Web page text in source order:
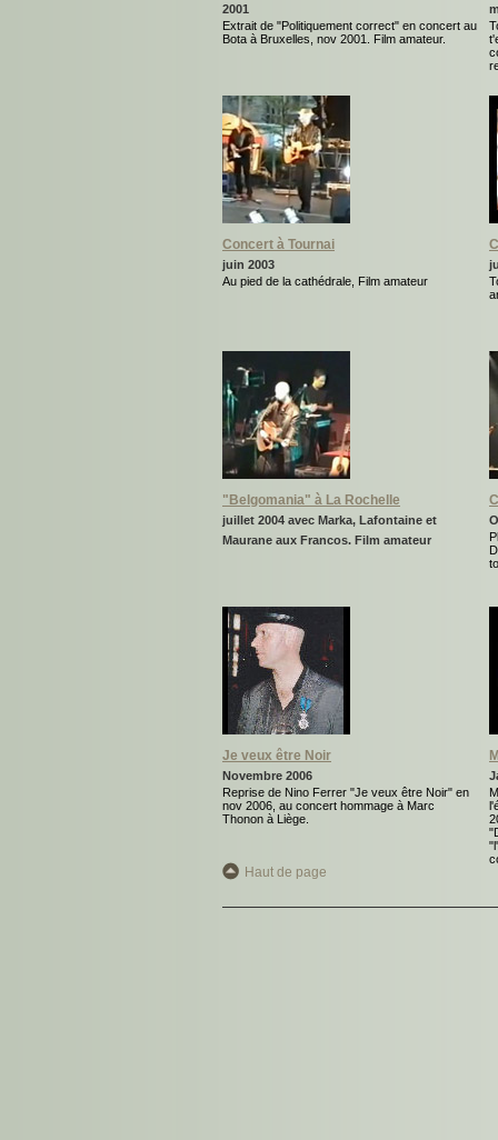
2001
Extrait de "Politiquement correct" en concert au
Bota à Bruxelles, nov 2001. Film amateur.
Concert à Tournai
juin 2003
Au pied de la cathédrale, Film amateur
"Belgomania" à La Rochelle
juillet 2004 avec Marka, Lafontaine et
Maurane aux Francos. Film amateur
Je veux être Noir
Novembre 2006
Reprise de Nino Ferrer "Je veux être Noir" en
nov 2006, au concert hommage à Marc
Thonon à Liège.
Haut de page